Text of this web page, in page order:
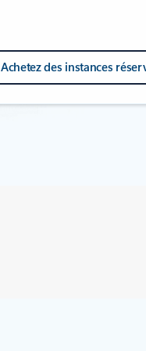
Achetez des instances